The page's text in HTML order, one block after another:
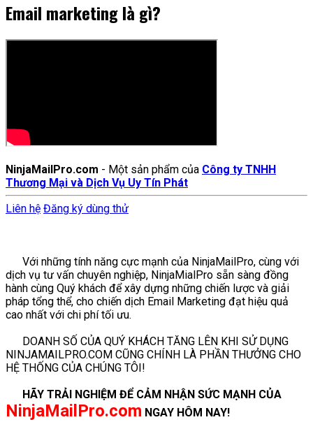
Email marketing là gì?
NinjaMailPro.com - Một sản phẩm của Công ty TNHH
Thương Mại và Dịch Vụ Uy Tín Phát
Liên hệ Đăng ký dùng thử
Với những tính năng cực mạnh của NinjaMailPro, cùng với
dịch vụ tư vấn chuyên nghiệp, NinjaMialPro sẵn sàng đồng
hành cùng Quý khách để xây dựng những chiến lược và giải
pháp tổng thể, cho chiến dịch Email Marketing đạt hiệu quả
cao nhất với chi phí tối ưu.
DOANH SỐ CỦA QUÝ KHÁCH TĂNG LÊN KHI SỬ DỤNG
NINJAMAILPRO.COM CŨNG CHÍNH LÀ PHẦN THƯỞNG CHO
HỆ THỐNG CỦA CHÚNG TÔI!
HÃY TRẢI NGHIỆM ĐỂ CẢM NHẬN SỨC MẠNH CỦA
NinjaMailPro.com NGAY HÔM NAY!